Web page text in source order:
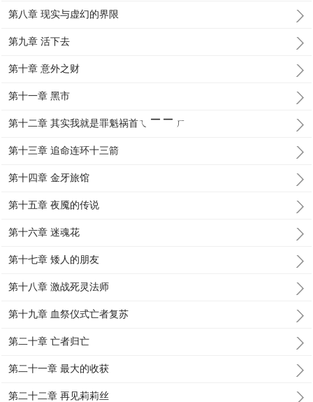
第八章 现实与虚幻的界限
第九章 活下去
第十章 意外之财
第十一章 黑市
第十二章 其实我就是罪魁祸首ㄟ ▔ ▔ ㄏ
第十三章 追命连环十三箭
第十四章 金牙旅馆
第十五章 夜魇的传说
第十六章 迷魂花
第十七章 矮人的朋友
第十八章 激战死灵法师
第十九章 血祭仪式亡者复苏
第二十章 亡者归亡
第二十一章 最大的收获
第二十二章 再见莉莉丝